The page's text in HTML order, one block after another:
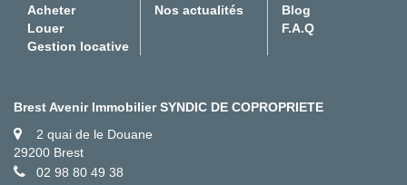
Acheter
Louer
Gestion locative
Nos actualités
Blog
F.A.Q
Brest Avenir Immobilier SYNDIC DE COPROPRIETE
2 quai de le Douane
29200 Brest
02 98 80 49 38